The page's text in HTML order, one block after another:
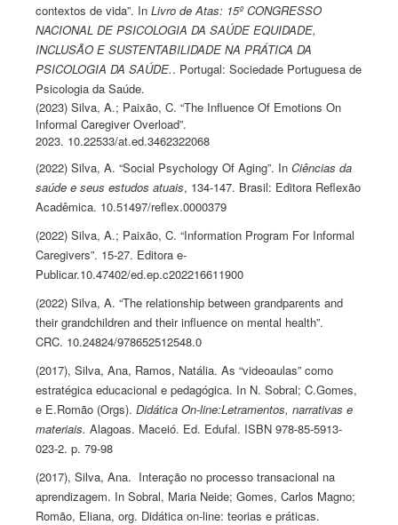
contextos de vida”. InLivro de Atas: 15º CONGRESSO
NACIONAL DE PSICOLOGIA DA SAÚDE EQUIDADE,
INCLUSÃO E SUSTENTABILIDADE NA PRÁTICA DA
PSICOLOGIA DA SAÚDE.. Portugal: Sociedade Portuguesa de
Psicologia da Saúde.
(2023) Silva, A.; Paixão, C. “The Influence Of Emotions On
Informal Caregiver Overload”.
2023. 10.22533/at.ed.3462322068
(2022) Silva, A. “Social Psychology Of Aging”. InCiências da
saúde e seus estudos atuais, 134-147. Brasil: Editora Reflexão
Acadêmica. 10.51497/reflex.0000379
(2022) Silva, A.; Paixão, C. “Information Program For Informal
Caregivers”. 15-27. Editora e-
Publicar.10.47402/ed.ep.c202216611900
(2022) Silva, A. “The relationship between grandparents and
their grandchildren and their influence on mental health”.
CRC. 10.24824/978652512548.0
(2017), Silva, Ana, Ramos, Natália. As “videoaulas” como
estratégica educacional e pedagógica. In N. Sobral; C.Gomes,
e E.Romão (Orgs).Didática On-line:Letramentos, narrativas e
materiais. Alagoas. Maceió. Ed. Edufal. ISBN 978-85-5913-
023-2. p. 79-98
(2017), Silva, Ana. Interação no processo transacional na
aprendizagem. In Sobral, Maria Neide; Gomes, Carlos Magno;
Romão, Eliana, org. Didática on-line: teorias e práticas.